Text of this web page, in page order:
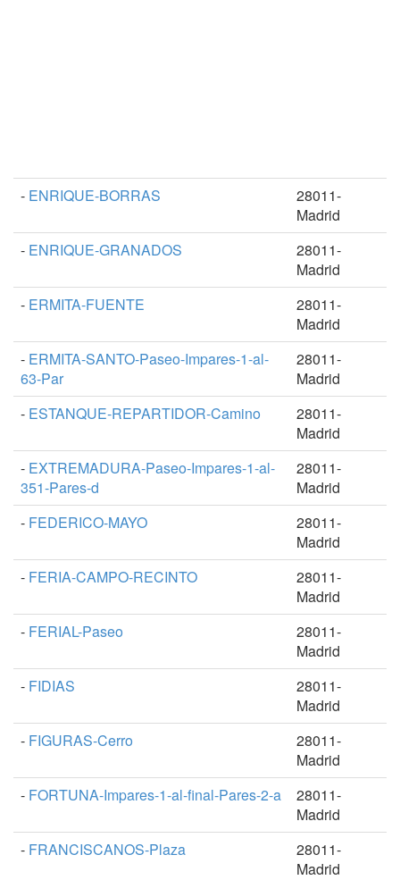
- ENRIQUE-BORRAS
28011-
Madrid
- ENRIQUE-GRANADOS
28011-
Madrid
- ERMITA-FUENTE
28011-
Madrid
- ERMITA-SANTO-Paseo-Impares-1-al-
63-Par
28011-
Madrid
- ESTANQUE-REPARTIDOR-Camino
28011-
Madrid
- EXTREMADURA-Paseo-Impares-1-al-
351-Pares-d
28011-
Madrid
- FEDERICO-MAYO
28011-
Madrid
- FERIA-CAMPO-RECINTO
28011-
Madrid
- FERIAL-Paseo
28011-
Madrid
- FIDIAS
28011-
Madrid
- FIGURAS-Cerro
28011-
Madrid
- FORTUNA-Impares-1-al-final-Pares-2-a
28011-
Madrid
- FRANCISCANOS-Plaza
28011-
Madrid